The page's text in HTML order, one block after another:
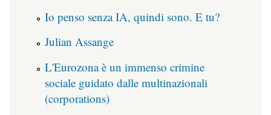
Io penso senza IA, quindi sono. E tu?
Julian Assange
L'Eurozona è un immenso crimine
sociale guidato dalle multinazionali
(corporations)